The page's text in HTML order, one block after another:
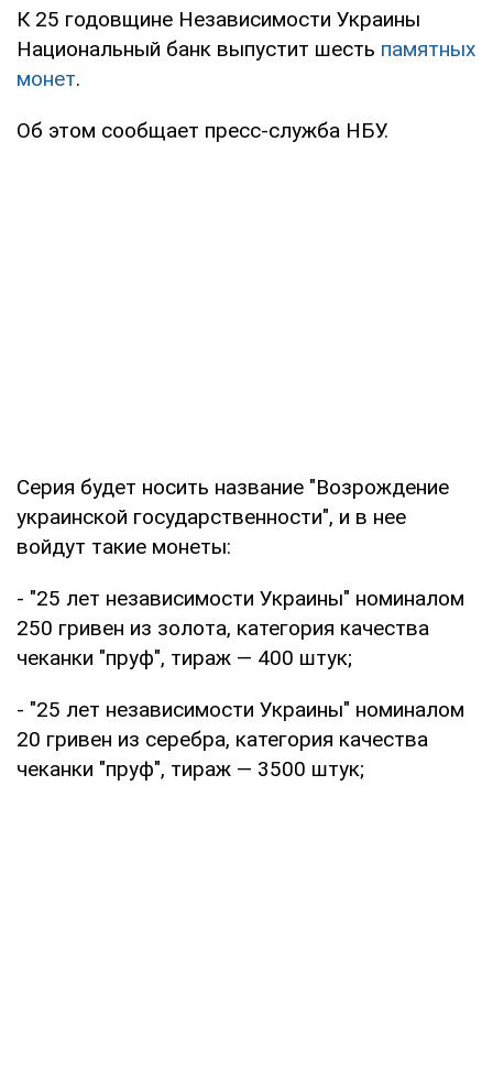
К 25 годовщине Независимости Украины
Национальный банк выпустит шесть памятных
монет.
Об этом сообщает пресс-служба НБУ.
Серия будет носить название "Возрождение
украинской государственности", и в нее
войдут такие монеты:
- "25 лет независимости Украины" номиналом
250 гривен из золота, категория качества
чеканки "пруф", тираж — 400 штук;
- "25 лет независимости Украины" номиналом
20 гривен из серебра, категория качества
чеканки "пруф", тираж — 3500 штук;